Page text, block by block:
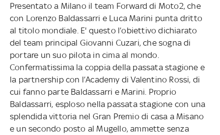
Presentato a Milano il team Forward di Moto2, che
con Lorenzo Baldassarri e Luca Marini punta dritto
al titolo mondiale. E' questo l’obiettivo dichiarato
del team principal Giovanni Cuzari, che sogna di
portare un suo pilota in cima al mondo.
Confermatissima la coppia della passata stagione e
la partnership con l’Academy di Valentino Rossi, di
cui fanno parte Baldassarri e Marini. Proprio
Baldassarri, esploso nella passata stagione con una
splendida vittoria nel Gran Premio di casa a Misano
e un secondo posto al Mugello, ammette senza